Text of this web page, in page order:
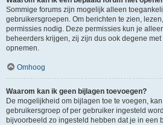
Sommige forums zijn mogelijk alleen
gebruikersgroepen. Om berichten te zien,
permissies nodig. Deze permissies kun je
beheerders krijgen, zij zijn dus ook degene
opnemen.
Omhoog
Waarom kan ik geen bijlagen toevoegen?
De mogelijkheid om bijlagen toe te voegen,
gebruikersgroep of per gebruiker ingesteld
bijvoorbeeld zo ingesteld hebben dat je in een